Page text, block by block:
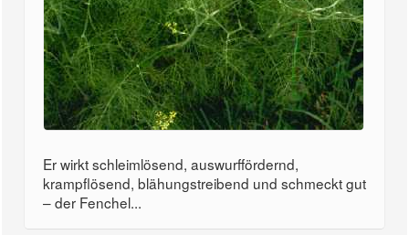
Er wirkt schleimlösend, auswurffördernd,
krampflösend, blähungstreibend und schmeckt gut
– der Fenchel...